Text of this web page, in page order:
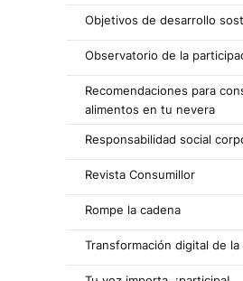
Objetivos de desarrollo
Observatorio de la
Recomendaciones para
alimentos en tu nevera
Responsabilidad social
Revista Consumillor
Rompe la cadena
Transformación digital de la